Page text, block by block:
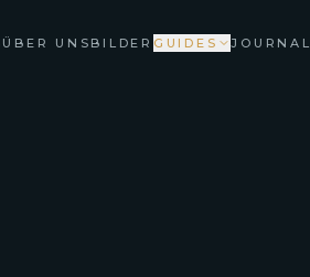
ÜBER UNS BILDER GUIDES JOURNAL